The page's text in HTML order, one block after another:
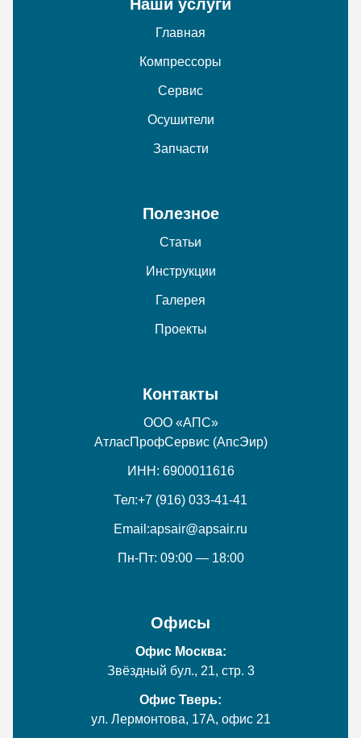
Наши услуги
Главная
Компрессоры
Сервис
Осушители
Запчасти
Полезное
Статьи
Инструкции
Галерея
Проекты
Контакты
ООО «АПС»
АтласПрофСервис (АпсЭир)
ИНН: 6900011616
Тел:+7 (916) 033-41-41
Email:apsair@apsair.ru
Пн-Пт: 09:00 — 18:00
Офисы
Офис Москва:
Звёздный бул., 21, стр. 3
Офис Тверь:
ул. Лермонтова, 17А, офис 21